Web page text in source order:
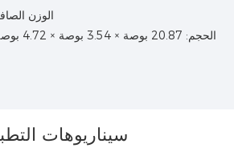
الوزن الصافي: 11.02 رطل
سيناريوهات